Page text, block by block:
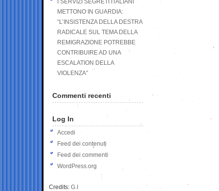
I SERVIZI SEGRETI ITALIANI
METTONO IN GUARDIA:
“L’INSISTENZA DELLA DESTRA
RADICALE SUL TEMA DELLA
REMIGRAZIONE POTREBBE
CONTRIBUIRE AD UNA
ESCALATION DELLA
VIOLENZA”
Commenti recenti
Log In
Accedi
Feed dei contenuti
Feed dei commenti
WordPress.org
Credits: G.I